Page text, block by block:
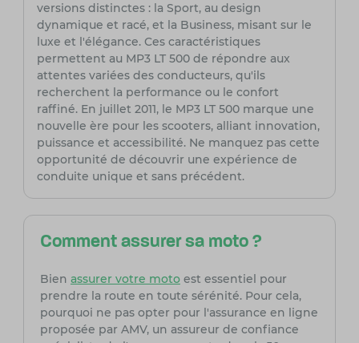
versions distinctes : la Sport, au design
dynamique et racé, et la Business, misant sur le
luxe et l'élégance. Ces caractéristiques
permettent au MP3 LT 500 de répondre aux
attentes variées des conducteurs, qu'ils
recherchent la performance ou le confort
raffiné. En juillet 2011, le MP3 LT 500 marque une
nouvelle ère pour les scooters, alliant innovation,
puissance et accessibilité. Ne manquez pas cette
opportunité de découvrir une expérience de
conduite unique et sans précédent.
Comment assurer sa moto ?
Bien assurer votre motoest essentiel pour
prendre la route en toute sérénité. Pour cela,
pourquoi ne pas opter pour l'assurance en ligne
proposée par AMV, un assureur de confiance